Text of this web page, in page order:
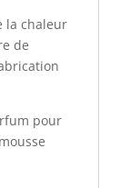
la chaleur
de
pour